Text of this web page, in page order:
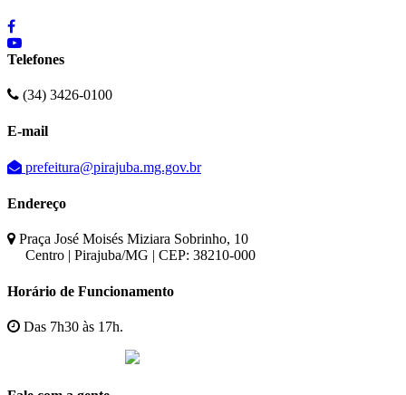
Telefones
(34) 3426-0100
E-mail
prefeitura@pirajuba.mg.gov.br
Endereço
Praça José Moisés Miziara Sobrinho, 10
Centro | Pirajuba/MG | CEP: 38210-000
Horário de Funcionamento
Das 7h30 às 17h.